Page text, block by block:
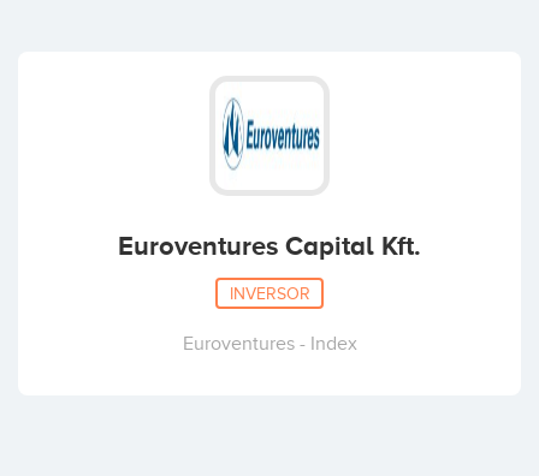
Euroventures Capital Kft.
INVERSOR
Euroventures - Index